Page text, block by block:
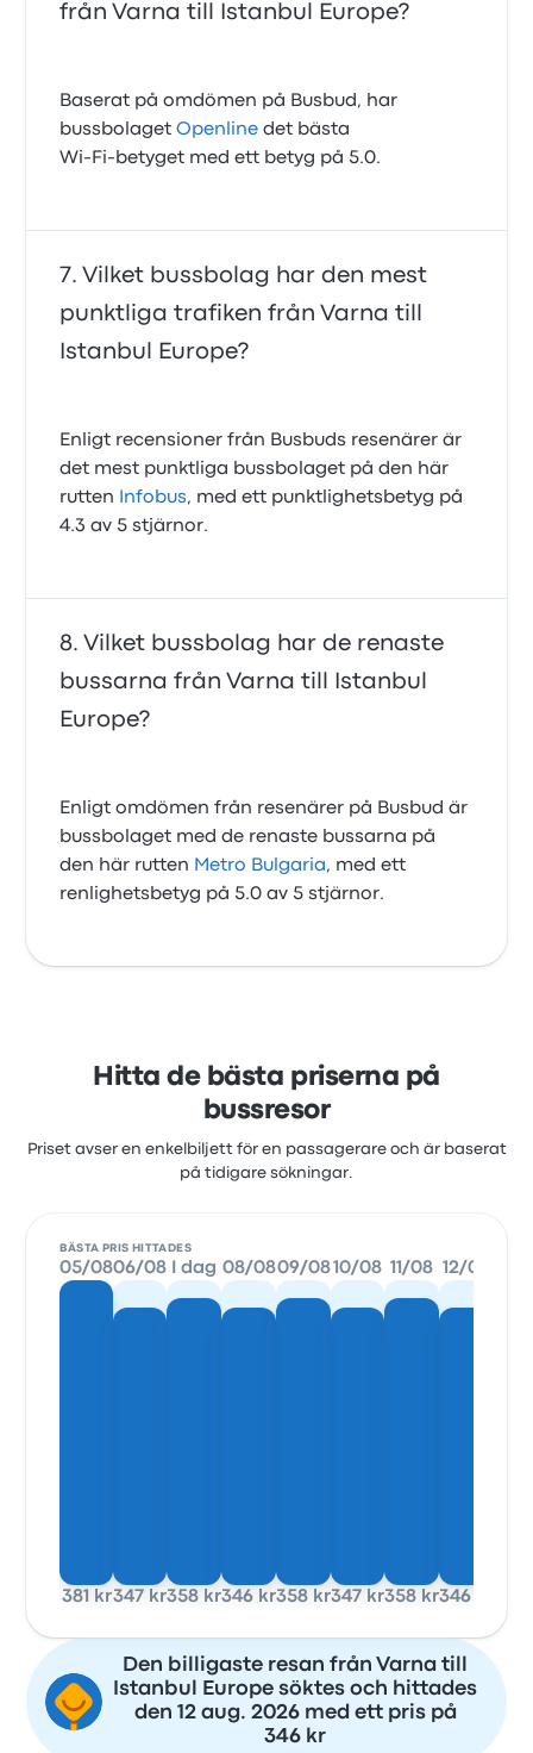
från Varna till Istanbul Europe?
Baserat på omdömen på Busbud, har
bussbolagetOpenline det bästa
Wi‑Fi‑betyget med ett betyg på 5.0.
Vilket bussbolag har den mest
punktliga trafiken från Varna till
Istanbul Europe?
Enligt recensioner från Busbuds resenärer är
det mest punktliga bussbolaget på den här
rutten
Infobus, med ett punktlighetsbetyg på
4.3 av 5 stjärnor.
Vilket bussbolag har de renaste
bussarna från Varna till Istanbul
Europe?
Enligt omdömen från resenärer på Busbud är
bussbolaget med de renaste bussarna på
den här rutten Metro Bulgaria, med ett
renlighetsbetyg på 5.0 av 5 stjärnor.
Hitta de bästa priserna på
bussresor
Priset avser en enkelbiljett för en passagerare och är baserat
på tidigare sökningar.
BÄSTA PRIS HITTADES
05/08
381 kr
06/08
347 kr
I dag
358 kr
08/08
346 kr
09/08
358 kr
10/08
347 kr
11/08
358 kr
12/08
346 kr
Den billigaste resan från Varna till
Istanbul Europe söktes och hittades
den 12 aug. 2026 med ett pris på
346 kr